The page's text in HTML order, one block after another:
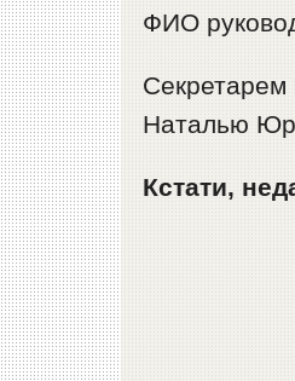
ФИО
Секретарем
Наталью
Кстати,